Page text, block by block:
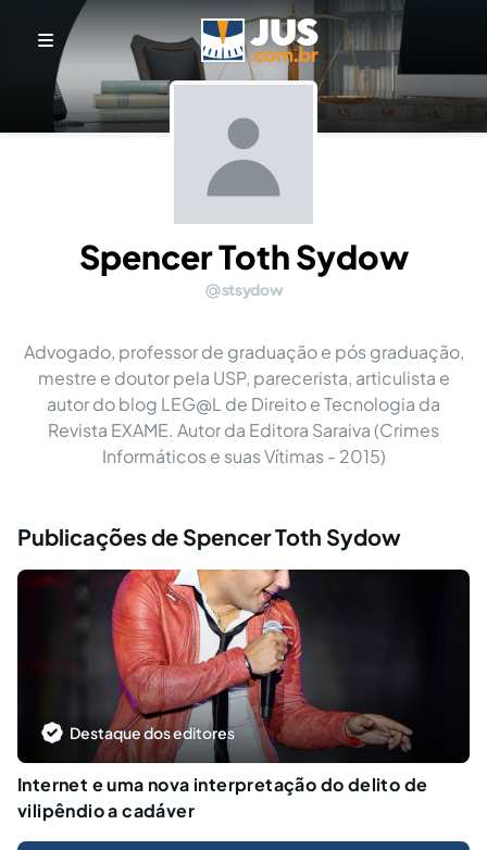
Spencer Toth Sydow
stsydow
Advogado, professor de graduação e pós graduação,
mestre e doutor pela USP, parecerista, articulista e
autor do blog LEG@L de Direito e Tecnologia da
Revista EXAME. Autor da Editora Saraiva (Crimes
Informáticos e suas Vítimas - 2015)
Publicações de Spencer Toth Sydow
Destaque dos editores
Internet e uma nova interpretação do delito de
vilipêndio a cadáver